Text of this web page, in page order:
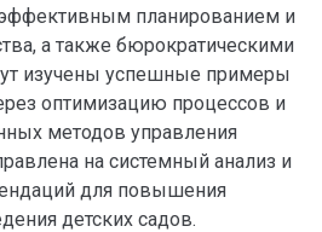
планированием и
а также бюрократическими
изучены успешные примеры
оптимизацию процессов и
методов управления
на системный анализ и
для повышения
детских садов.